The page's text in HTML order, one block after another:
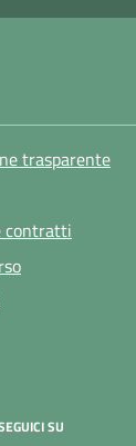
trasparente
contratti
SU